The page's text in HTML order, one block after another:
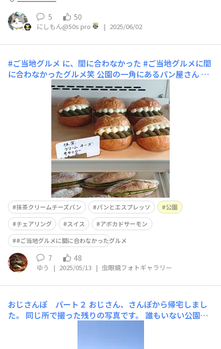
5 50
にしもん@50s pro | 2025/06/02
#ご当地グルメ に、間に合わなかった #ご当地グルメに間
に合わなかったグルメ笑 公園の一角にあるパン屋さん 抹
茶クリームチーズパンスイスアボカドサーモン 他 公園に
折りたたみチェア出して凧揚げしてる小さい子見ながら食
べとても美味しかったー。 荷物持ちながら片手間に凧揚
げを子どもに見せてるお母さんな
抹茶クリームチーズパン パンとエスプレッソ
公園
チェアリング
スイス
アボカドサーモン
#ご当地グルメに間に合わなかったグルメ
7 48
ゆう | 2025/05/13 | 虫眼鏡フォトギャラリー
おじさんぽ パート２ おじさん、さんぽから帰宅しまし
た。 同じ所で撮った残りの写真です。 誰もいない公園の